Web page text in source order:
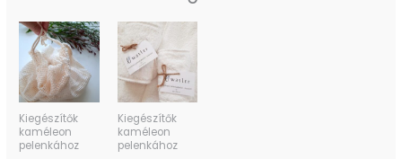
Kiegészítők
kaméleon
pelenkához
Kiegészítők
kaméleon
pelenkához